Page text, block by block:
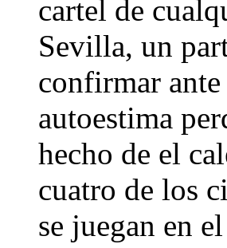
cartel de
Sevilla, un
confirmar
autoestima
hecho de el
cuatro de los
se juegan en